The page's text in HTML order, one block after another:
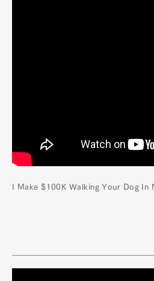
I Make $100K Walking Your Dog In